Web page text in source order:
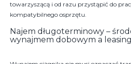
towarzyszącą i od razu przystąpić do
kompatybilnego osprzętu.
Najem długoterminowy –
wynajmem dobowym a